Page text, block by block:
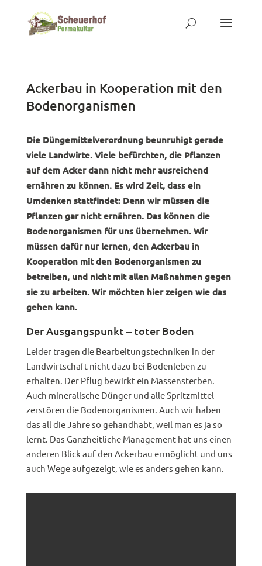
Ackerbau in Kooperation mit den
Bodenorganismen
Die Düngemittelverordnung beunruhigt gerade
viele Landwirte. Viele befürchten, die Pflanzen
auf dem Acker dann nicht mehr ausreichend
ernähren zu können. Es wird Zeit, dass ein
Umdenken stattfindet: Denn wir müssen die
Pflanzen gar nicht ernähren. Das können die
Bodenorganismen für uns übernehmen. Wir
müssen dafür nur lernen, den Ackerbau in
Kooperation mit den Bodenorganismen zu
betreiben, und nicht mit allen Maßnahmen gegen
sie zu arbeiten. Wir möchten hier zeigen wie das
gehen kann.
Der Ausgangspunkt – toter Boden
Leider tragen die Bearbeitungstechniken in der
Landwirtschaft nicht dazu bei Bodenleben zu
erhalten. Der Pflug bewirkt ein Massensterben.
Auch mineralische Dünger und alle Spritzmittel
zerstören die Bodenorganismen. Auch wir haben
das all die Jahre so gehandhabt, weil man es ja so
lernt. Das Ganzheitliche Management hat uns einen
anderen Blick auf den Ackerbau ermöglicht und uns
auch Wege aufgezeigt, wie es anders gehen kann.